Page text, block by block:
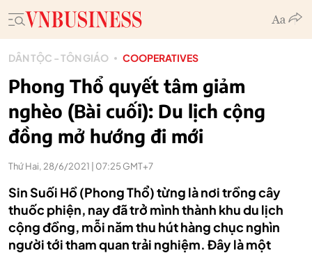
DÂN TỘC - TÔN GIÁO COOPERATIVES
Phong Thổ quyết tâm giảm
nghèo (Bài cuối): Du lịch cộng
đồng mở hướng đi mới
Thứ Hai, 28/6/2021 | 07:25 GMT+7
Sin Suối Hồ (Phong Thổ) từng là nơi trồng cây
thuốc phiện, nay đã trở mình thành khu du lịch
cộng đồng, mỗi năm thu hút hàng chục nghìn
người tới tham quan trải nghiệm. Đây là một